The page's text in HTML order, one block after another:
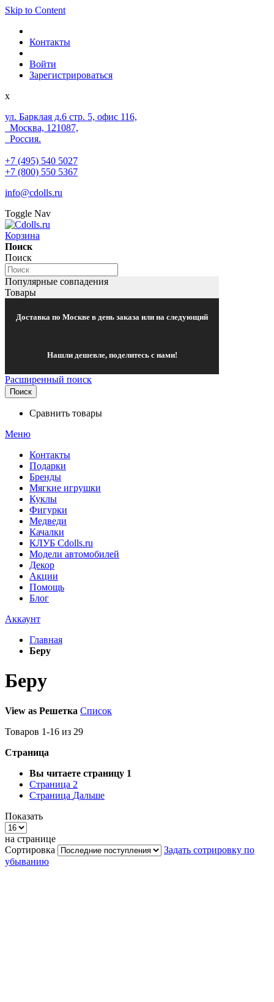
Skip to Content
Контакты
Войти
Зарегистрироваться
x
ул. Барклая д.6 стр. 5, офис 116,
Москва, 121087,
Россия.
+7 (495) 540 5027
+7 (800) 550 5367
info@cdolls.ru
Toggle Nav
Корзина
Поиск
Поиск
Популярные совпадения
Товары
Доставка по Москве в день заказа или на следующий
Нашли дешевле, поделитесь с нами!
Расширенный поиск
Поиск
Сравнить товары
Меню
Контакты
Подарки
Бренды
Мягкие игрушки
Куклы
Фигурки
Медведи
Качалки
КЛУБ Cdolls.ru
Модели автомобилей
Декор
Акции
Помощь
Блог
Аккаунт
Главная
Беру
Беру
View as Решетка Список
Товаров 1-16 из 29
Страница
Вы читаете страницу 1
Страница 2
Страница Дальше
Показать
на странице
Сортировка
Задать сотрировку по
убыванию